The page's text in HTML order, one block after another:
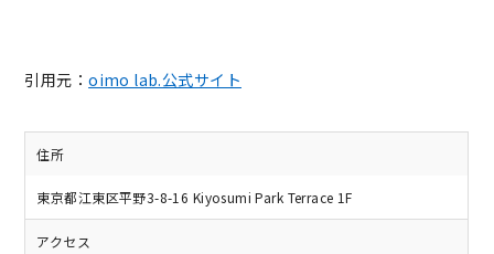
引用元：oimo lab.公式サイト
住所
東京都江東区平野3-8-16 Kiyosumi Park Terrace 1F
アクセス